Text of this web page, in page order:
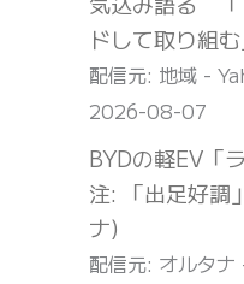
ドして取り組
配信元: 地域 -
2026-08-07
BYDの軽EV「
注: 「出足好調
ナ)
配信元: オルタ